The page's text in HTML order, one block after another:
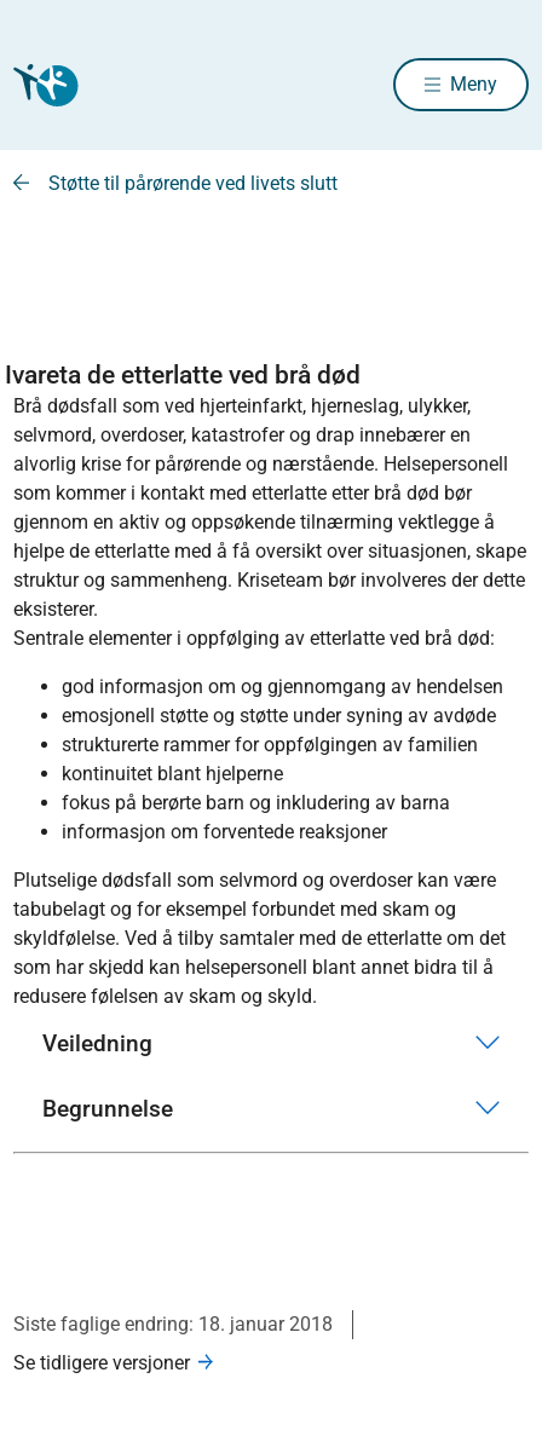
Meny
Støtte til pårørende ved livets slutt
Ivareta de etterlatte ved brå død
Brå dødsfall som ved hjerteinfarkt, hjerneslag, ulykker,
selvmord, overdoser, katastrofer og drap innebærer en
alvorlig krise for pårørende og nærstående. Helsepersonell
som kommer i kontakt med etterlatte etter brå død bør
gjennom en aktiv og oppsøkende tilnærming vektlegge å
hjelpe de etterlatte med å få oversikt over situasjonen, skape
struktur og sammenheng. Kriseteam bør involveres der dette
eksisterer.
Sentrale elementer i oppfølging av etterlatte ved brå død:
god informasjon om og gjennomgang av hendelsen
emosjonell støtte og støtte under syning av avdøde
strukturerte rammer for oppfølgingen av familien
kontinuitet blant hjelperne
fokus på berørte barn og inkludering av barna
informasjon om forventede reaksjoner
Plutselige dødsfall som selvmord og overdoser kan være
tabubelagt og for eksempel forbundet med skam og
skyldfølelse. Ved å tilby samtaler med de etterlatte om det
som har skjedd kan helsepersonell blant annet bidra til å
redusere følelsen av skam og skyld.
Veiledning
Begrunnelse
Siste faglige endring: 18. januar 2018
Se tidligere versjoner